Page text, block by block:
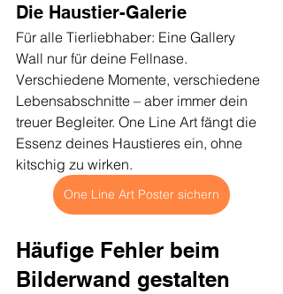
Die Haustier-Galerie
Für alle Tierliebhaber: Eine Gallery
Wall nur für deine Fellnase.
Verschiedene Momente, verschiedene
Lebensabschnitte – aber immer dein
treuer Begleiter. One Line Art fängt die
Essenz deines Haustieres ein, ohne
kitschig zu wirken.
One Line Art Poster sichern
Häufige Fehler beim
Bilderwand gestalten